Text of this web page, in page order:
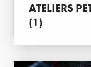
ATELIERS
(1)